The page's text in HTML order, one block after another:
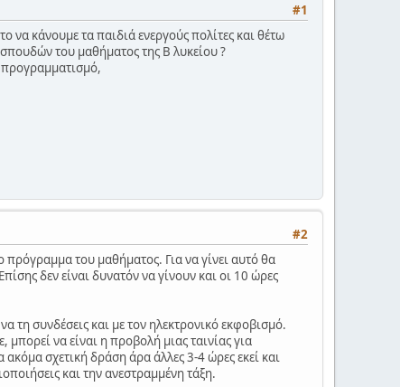
#1
να κάνουμε τα παιδιά ενεργούς πολίτες και θέτω
του μαθήματος της Β λυκείου ?
#2
πρόγραμμα του μαθήματος. Για να γίνει αυτό θα
δεν είναι δυνατόν να γίνουν και οι 10 ώρες
τη συνδέσεις και με τον ηλεκτρονικό εκφοβισμό.
να είναι η προβολή μιας ταινίας για
σχετική δράση άρα άλλες 3-4 ώρες εκεί και
και την ανεστραμμένη τάξη.